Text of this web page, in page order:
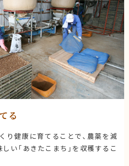
る
り健康に育てることで、農薬を減
い「あきたこまち」を収穫するこ